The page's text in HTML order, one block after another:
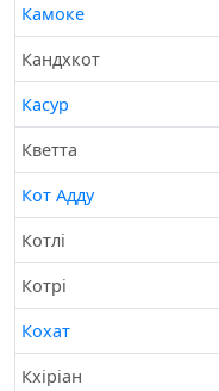
Камоке
Кандхкот
Касур
Кветта
Кот Адду
Котлі
Котрі
Кохат
Кхіріан